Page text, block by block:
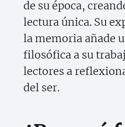
de su época,
lectura única. Su
la memoria añade
filosófica a su
lectores a
del ser.